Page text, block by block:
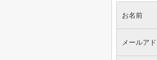
お名前
メールア